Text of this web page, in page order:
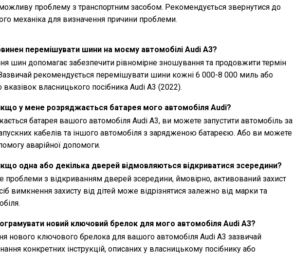
проблему з транспортним засобом. Рекомендується звернутися до
механіка для визначення причини проблеми.
перемішувати шини на моєму автомобілі Audi A3?
шин допомагає забезпечити рівномірне зношування та продовжити термін
рекомендується перемішувати шини кожні 6 000-8 000 миль або
вказівок власницького посібника Audi A3 (2022).
у мене розряджається батарея мого автомобіля Audi?
батарея вашого автомобіля Audi A3, ви можете запустити автомобіль за
кабелів та іншого автомобіля з зарядженою батареєю. Або ви можете
аварійної допомоги.
одна або декілька дверей відмовляються відкриватися зсередини?
проблеми з відкриванням дверей зсередини, ймовірно, активований захист
вимкнення захисту від дітей може відрізнятися залежно від марки та
новий ключовий брелок для мого автомобіля Audi A3?
нового ключового брелока для вашого автомобіля Audi A3 зазвичай
конкретних інструкцій, описаних у власницькому посібнику або